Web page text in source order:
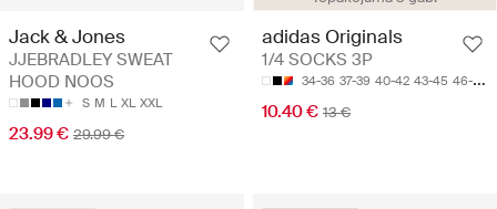
Jack & Jones
JJEBRADLEY SWEAT
HOOD NOOS
S M L XL XXL
23.99 € 29.99 €
adidas Originals
1/4 SOCKS 3P
34-36 37-39 40-42 43-45 46-48
10.40 € 13 €